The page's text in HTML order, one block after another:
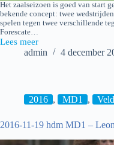
Het zaalseizoen is goed van start
bekende concept: twee
spelen tegen twee verschillende
Forescate…
Lees meer
2016-
Forescate
–
Hisalis
admin 4 december
2016 , MD1 ,
2016-11-19 hdm MD1 –